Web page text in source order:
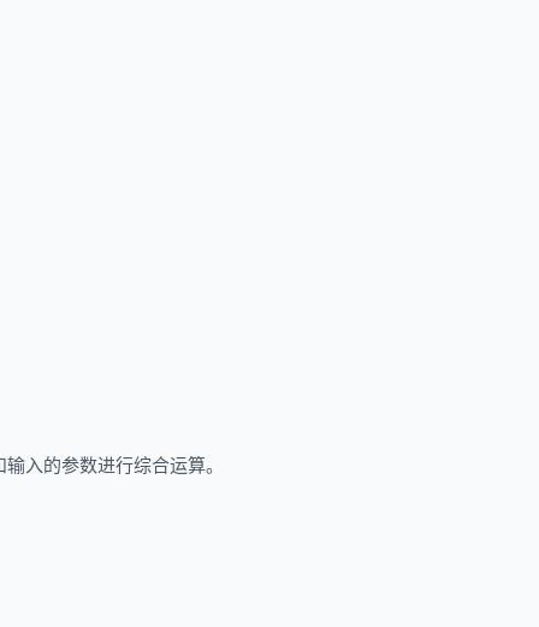
入的参数进行综合运算。